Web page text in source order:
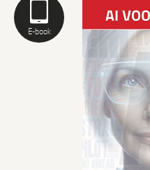
E-book